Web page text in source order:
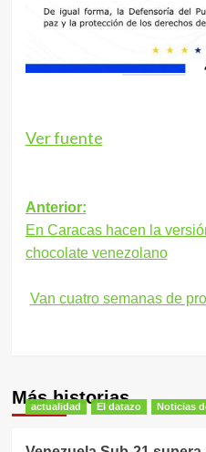
Ver fuente
Navegación
de
Anterior:
En Caracas hacen la
chocolate venezolano
Van cuatro semanas de
Más historias
actualidad El datazo Noticias